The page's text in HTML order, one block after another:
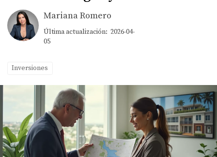
Mariana Romero
Última actualización: 2026-04-
05
Inversiones